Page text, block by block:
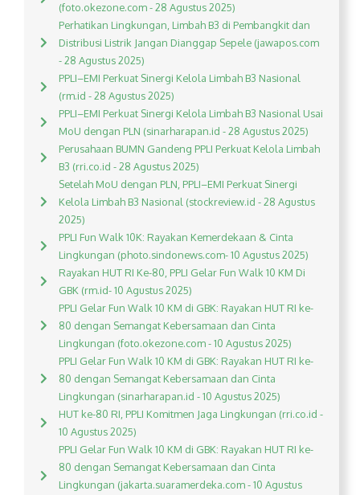
(foto.okezone.com - 28 Agustus 2025)
Perhatikan Lingkungan, Limbah B3 di Pembangkit dan
Distribusi Listrik Jangan Dianggap Sepele (jawapos.com
- 28 Agustus 2025)
PPLI–EMI Perkuat Sinergi Kelola Limbah B3 Nasional
(rm.id - 28 Agustus 2025)
PPLI–EMI Perkuat Sinergi Kelola Limbah B3 Nasional Usai
MoU dengan PLN (sinarharapan.id - 28 Agustus 2025)
Perusahaan BUMN Gandeng PPLI Perkuat Kelola Limbah
B3 (rri.co.id - 28 Agustus 2025)
Setelah MoU dengan PLN, PPLI–EMI Perkuat Sinergi
Kelola Limbah B3 Nasional (stockreview.id - 28 Agustus
2025)
PPLI Fun Walk 10K: Rayakan Kemerdekaan & Cinta
Lingkungan (photo.sindonews.com- 10 Agustus 2025)
Rayakan HUT RI Ke-80, PPLI Gelar Fun Walk 10 KM Di
GBK (rm.id- 10 Agustus 2025)
PPLI Gelar Fun Walk 10 KM di GBK: Rayakan HUT RI ke-
80 dengan Semangat Kebersamaan dan Cinta
Lingkungan (foto.okezone.com - 10 Agustus 2025)
PPLI Gelar Fun Walk 10 KM di GBK: Rayakan HUT RI ke-
80 dengan Semangat Kebersamaan dan Cinta
Lingkungan (sinarharapan.id - 10 Agustus 2025)
HUT ke-80 RI, PPLI Komitmen Jaga Lingkungan (rri.co.id -
10 Agustus 2025)
PPLI Gelar Fun Walk 10 KM di GBK: Rayakan HUT RI ke-
80 dengan Semangat Kebersamaan dan Cinta
Lingkungan (jakarta.suaramerdeka.com - 10 Agustus